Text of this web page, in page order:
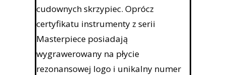
cudownych skrzypiec. Oprócz
certyfikatu instrumenty z serii
Masterpiece posiadają
wygrawerowany na płycie
rezonansowej logo i unikalny numer